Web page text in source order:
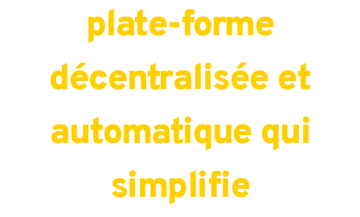
plate-forme
décentralisée et
automatique qui
simplifie